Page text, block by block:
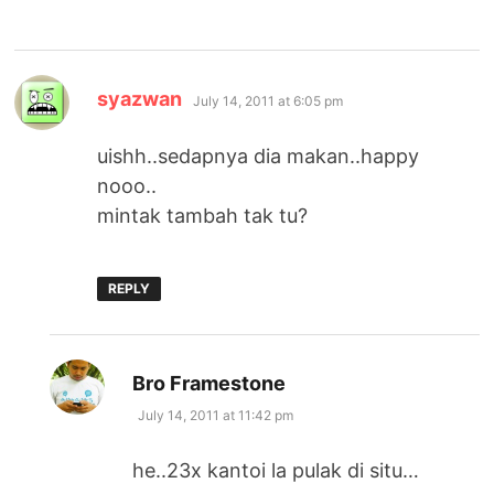
syazwan says:
July 14, 2011 at 6:05 pm
uishh..sedapnya dia makan..happy
nooo..
mintak tambah tak tu?
REPLY
Bro Framestone
July 14, 2011 at 11:42 pm
he..23x kantoi la pulak di situ…